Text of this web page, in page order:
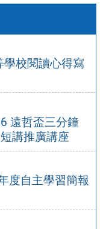
校閱讀心得寫
遠哲盃三分鐘
講推廣講座
度自主學習簡報